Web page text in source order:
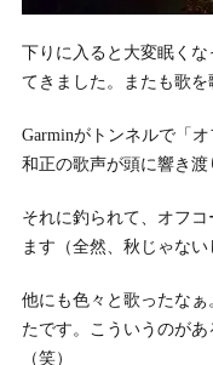
下りに入ると大変眠く
てきました。またも歌を
Garminがトンネルで「
和正の歌声が頭に響き渡
それに釣られて、オフ
ます（全然、秋じゃない
他にも色々と歌ったな
たです。こういうのが
（笑）